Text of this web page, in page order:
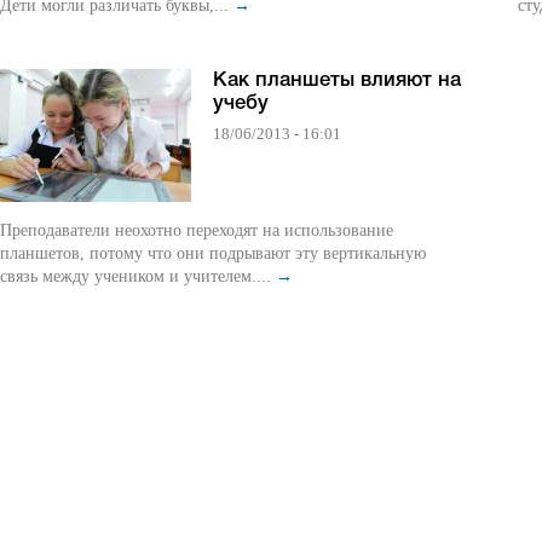
Дети могли различать буквы,... →
Как планшеты влияют на
учебу
18/06/2013 - 16:01
Преподаватели неохотно переходят на использование
планшетов, потому что они подрывают эту вертикальную
связь между учеником и учителем.... →